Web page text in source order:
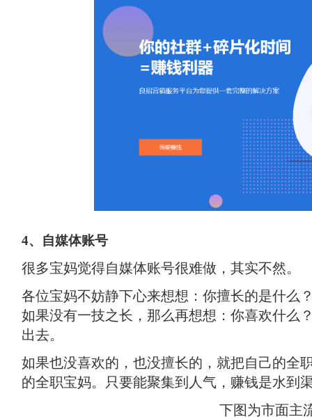
4、自媒体账号
很多宝妈觉得自媒体账号很难做，其实不然。
各位宝妈不妨静下心来想想：你擅长的是什么
如果没有一技之长，那么再想想：你喜欢什么
出去。
如果也没喜欢的，也没擅长的，就把自己的全
的全职宝妈。只要能聚集到人气，赚钱是水到
下图为市面主